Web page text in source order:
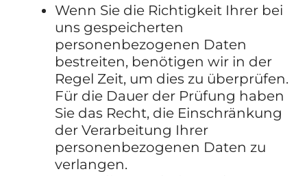
Wenn Sie die Richtigkeit Ihrer bei
uns gespeicherten
personenbezogenen Daten
bestreiten, benötigen wir in der
Regel Zeit, um dies zu überprüfen.
Für die Dauer der Prüfung haben
Sie das Recht, die Einschränkung
der Verarbeitung Ihrer
personenbezogenen Daten zu
verlangen.